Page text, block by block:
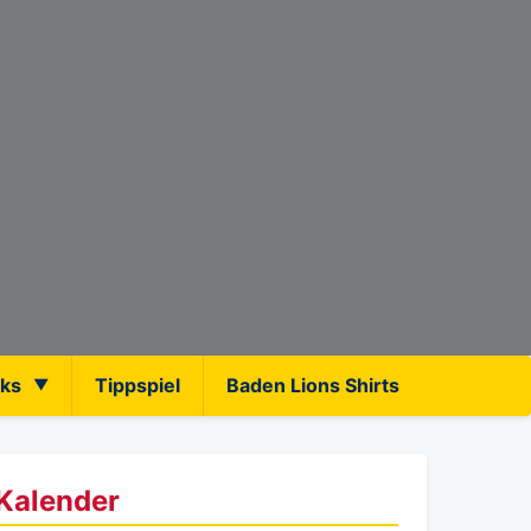
Tippspiel Baden Lions Shirts